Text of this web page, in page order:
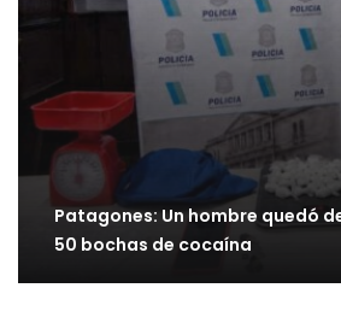
Patagones: Un hombre quedó
50 bochas de cocaína